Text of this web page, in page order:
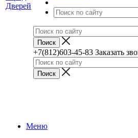
+7(812)603-45-83 Заказать
Меню